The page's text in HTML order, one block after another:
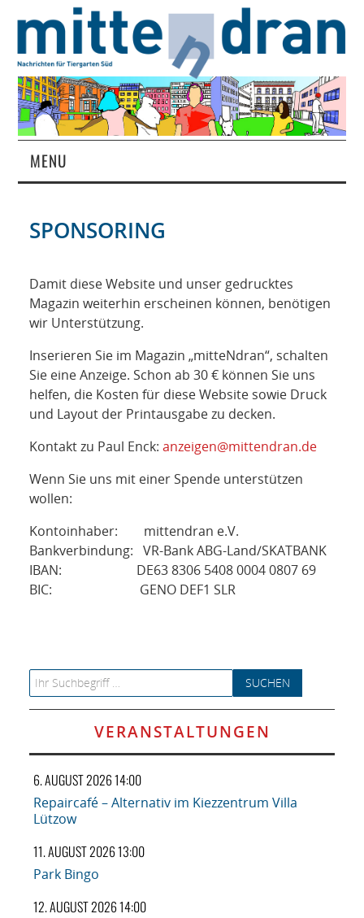
MENU
MAGAZIN
ÜBER UNS
RUBRIKEN
NETZWERK
SPONSORING
KONTAKT
SPONSORING
Damit diese Website und unser gedrucktes
Magazin weiterhin erscheinen können, benötigen
wir Unterstützung.
Inserieren Sie im Magazin „mitteNdran“, schalten
Sie eine Anzeige. Schon ab 30 € können Sie uns
helfen, die Kosten für diese Website sowie Druck
und Layout der Printausgabe zu decken.
Kontakt zu Paul Enck: anzeigen@mittendran.de
Wenn Sie uns mit einer Spende unterstützen
wollen:
Kontoinhaber: mittendran e.V.
Bankverbindung: VR-Bank ABG-Land/SKATBANK
IBAN: DE63 8306 5408 0004 0807 69
BIC: GENO DEF1 SLR
Search for:
VERANSTALTUNGEN
6. AUGUST 2026 14:00
Repaircafé – Alternativ im Kiezzentrum Villa
Lützow
11. AUGUST 2026 13:00
Park Bingo
12. AUGUST 2026 14:00